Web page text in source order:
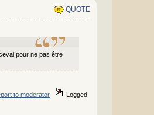
QUOTE
pour ne pas être
to moderator Logged